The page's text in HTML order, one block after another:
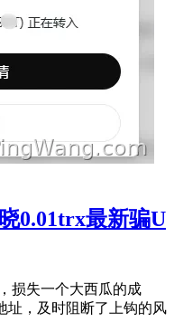
0.01trx最新骗U
损失一个大西瓜的成
址，及时阻断了上钩的风